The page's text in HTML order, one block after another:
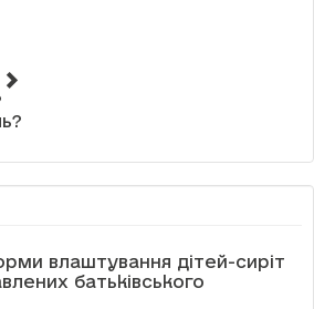
влаштування дітей-сиріт
батьківського